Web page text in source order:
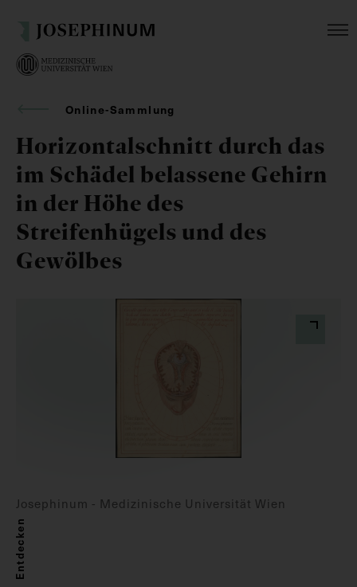
Online-Sammlung
Horizontalschnitt durch das
im Schädel belassene Gehirn
in der Höhe des
Streifenhügels und des
Gewölbes
Josephinum - Medizinische Universität Wien
Entdecken